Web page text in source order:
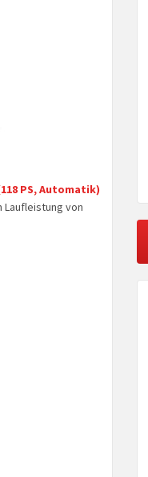
PS, Automatik)
Laufleistung von